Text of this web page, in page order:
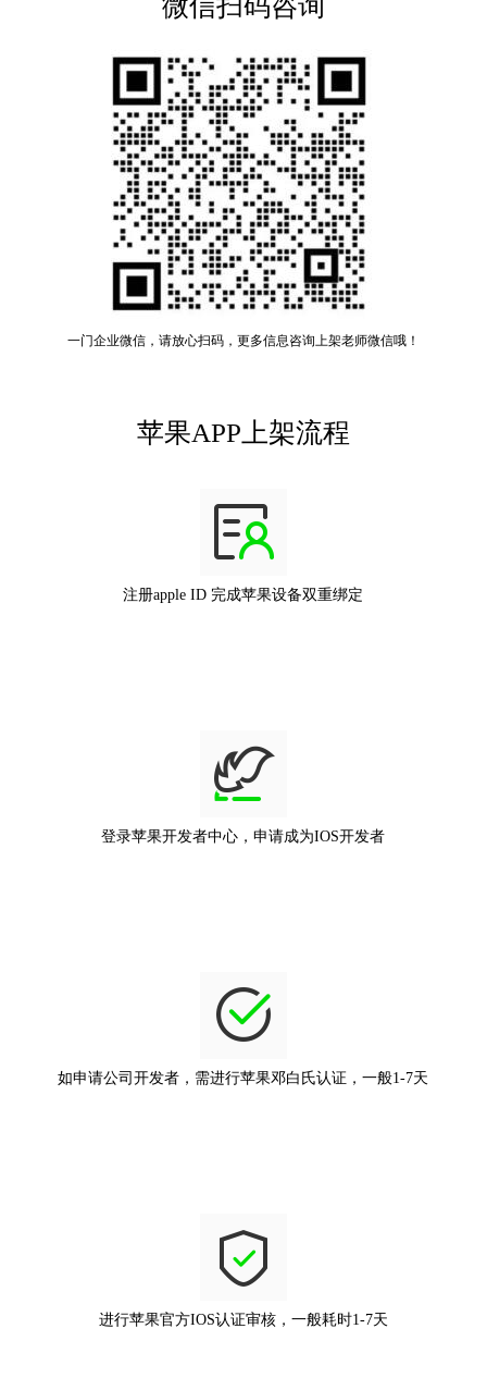
微信扫码咨询
一门企业微信，请放心扫码，更多信息咨询上架老师微信哦！
苹果APP上架流程
注册apple ID 完成苹果设备双重绑定
登录苹果开发者中心，申请成为IOS开发者
如申请公司开发者，需进行苹果邓白氏认证，一般1-7天
进行苹果官方IOS认证审核，一般耗时1-7天